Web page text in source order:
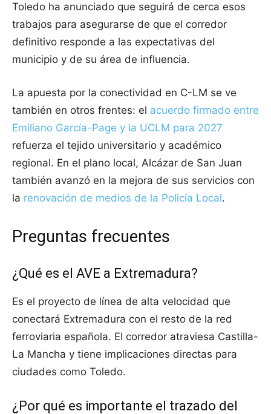
Toledo ha anunciado que seguirá de cerca esos
trabajos para asegurarse de que el corredor
definitivo responde a las expectativas del
municipio y de su área de influencia.
La apuesta por la conectividad en C-LM se ve
también en otros frentes: el acuerdo firmado entre
Emiliano García-Page y la UCLM para 2027
refuerza el tejido universitario y académico
regional. En el plano local, Alcázar de San Juan
también avanzó en la mejora de sus servicios con
la renovación de medios de la Policía Local.
Preguntas frecuentes
¿Qué es el AVE a Extremadura?
Es el proyecto de línea de alta velocidad que
conectará Extremadura con el resto de la red
ferroviaria española. El corredor atraviesa Castilla-
La Mancha y tiene implicaciones directas para
ciudades como Toledo.
¿Por qué es importante el trazado del